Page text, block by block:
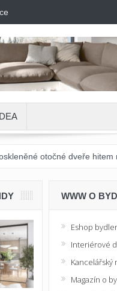
dveře hitem moderních
WWW O
Eshop
Interiérové
Kancelářský
Magazín o